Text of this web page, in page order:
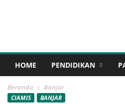
HOME PENDIDIKAN
Beranda Banjar
CIAMIS BANJAR